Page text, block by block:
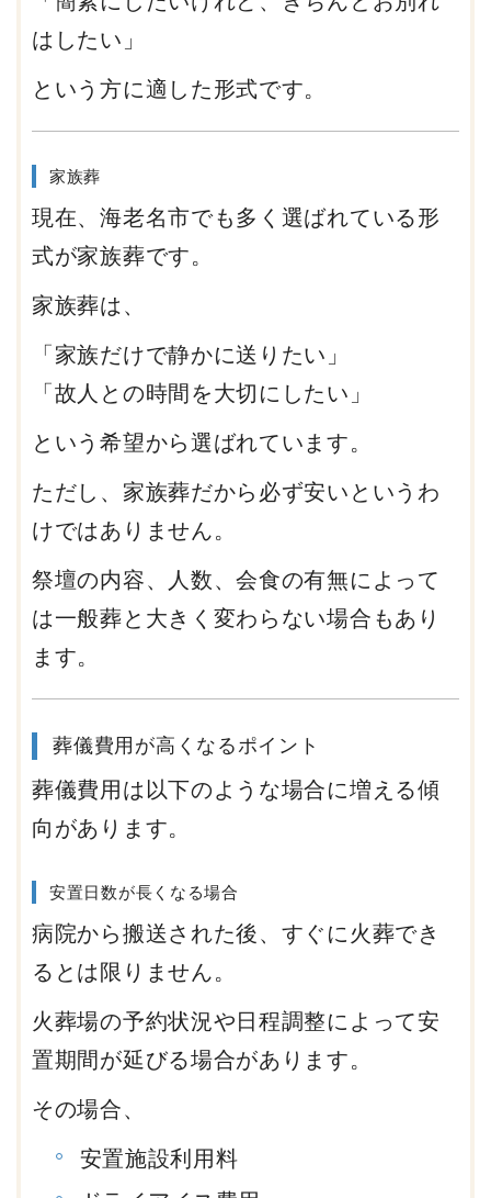
はしたい」
という方に適した形式です。
家族葬
現在、海老名市でも多く選ばれている形
式が家族葬です。
家族葬は、
「家族だけで静かに送りたい」
「故人との時間を大切にしたい」
という希望から選ばれています。
ただし、家族葬だから必ず安いというわ
けではありません。
祭壇の内容、人数、会食の有無によって
は一般葬と大きく変わらない場合もあり
ます。
葬儀費用が高くなるポイント
葬儀費用は以下のような場合に増える傾
向があります。
安置日数が長くなる場合
病院から搬送された後、すぐに火葬でき
るとは限りません。
火葬場の予約状況や日程調整によって安
置期間が延びる場合があります。
その場合、
安置施設利用料